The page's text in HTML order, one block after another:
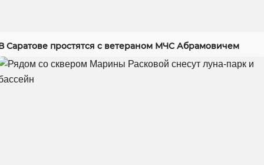
Саратове простятся с ветераном МЧС Абрамовичем